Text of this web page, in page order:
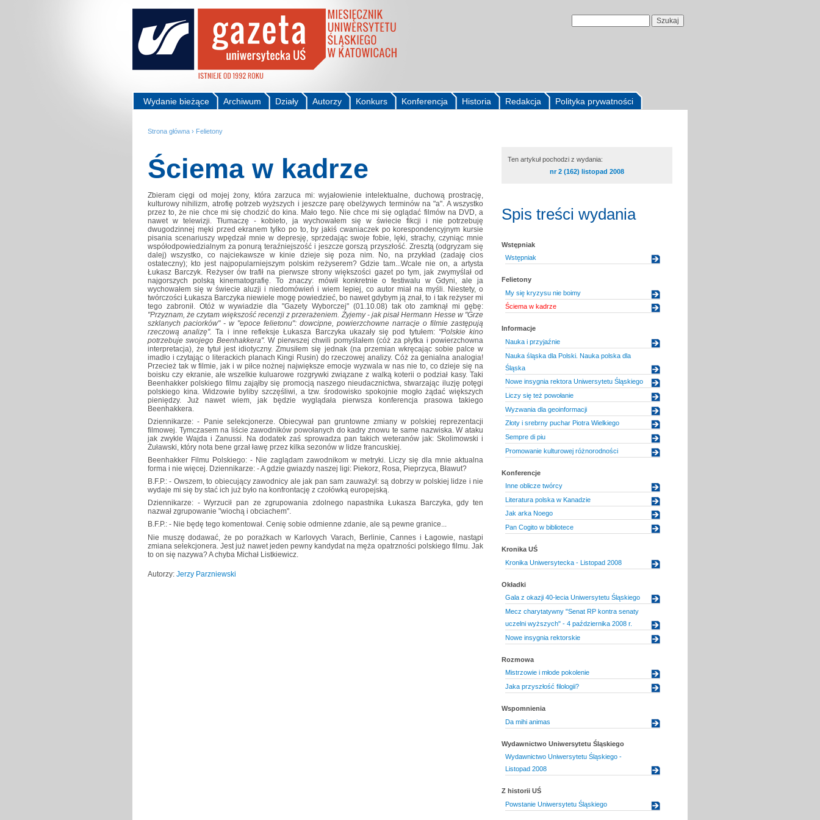
Polityka prywatności
Redakcja
Historia
Konferencja
Konkurs
Autorzy
Działy
Archiwum
Wydanie bieżące
Strona główna › Felietony
Ściema w kadrze
Zbieram cięgi od mojej żony, która zarzuca mi: wyjałowienie intelektualne, duchową prostrację,
kulturowy nihilizm, atrofię potrzeb wyższych i jeszcze parę obelżywych terminów na "a". A wszystko
przez to, że nie chce mi się chodzić do kina. Mało tego. Nie chce mi się oglądać filmów na DVD, a
nawet w telewizji. Tłumaczę - kobieto, ja wychowałem się w świecie fikcji i nie potrzebuję
dwugodzinnej męki przed ekranem tylko po to, by jakiś cwaniaczek po korespondencyjnym kursie
pisania scenariuszy wpędzał mnie w depresję, sprzedając swoje fobie, lęki, strachy, czyniąc mnie
współodpowiedzialnym za ponurą teraźniejszość i jeszcze gorszą przyszłość. Zresztą (odgryzam się
dalej) wszystko, co najciekawsze w kinie dzieje się poza nim. No, na przykład (zadaję cios
ostateczny); kto jest najpopularniejszym polskim reżyserem? Gdzie tam...Wcale nie on, a artysta
Łukasz Barczyk. Reżyser ów trafił na pierwsze strony większości gazet po tym, jak zwymyślał od
najgorszych polską kinematografię. To znaczy: mówił konkretnie o festiwalu w Gdyni, ale ja
wychowałem się w świecie aluzji i niedomówień i wiem lepiej, co autor miał na myśli. Niestety, o
twórczości Łukasza Barczyka niewiele mogę powiedzieć, bo nawet gdybym ją znał, to i tak reżyser mi
tego zabronił. Otóż w wywiadzie dla "Gazety Wyborczej" (01.10.08) tak oto zamknął mi gębę:
"Przyznam, że czytam większość recenzji z przerażeniem. Żyjemy - jak pisał Hermann Hesse w "Grze
szklanych paciorków" - w "epoce felietonu": dowcipne, powierzchowne narracje o filmie zastępują
rzeczową analizę".Ta i inne refleksje Łukasza Barczyka ukazały się pod tytułem: "Polskie kino
potrzebuje swojego Beenhakkera". W pierwszej chwili pomyślałem (cóż za płytka i powierzchowna
interpretacja), że tytuł jest idiotyczny. Zmusiłem się jednak (na przemian wkręcając sobie palce w
imadło i czytając o literackich planach Kingi Rusin) do rzeczowej analizy. Cóż za genialna analogia!
Przecież tak w filmie, jak i w piłce nożnej największe emocje wyzwala w nas nie to, co dzieje się na
boisku czy ekranie, ale wszelkie kuluarowe rozgrywki związane z walką koterii o podział kasy. Taki
Beenhakker polskiego filmu zająłby się promocją naszego nieudacznictwa, stwarzając iluzję potęgi
polskiego kina. Widzowie byliby szczęśliwi, a tzw. środowisko spokojnie mogło żądać większych
pieniędzy. Już nawet wiem, jak będzie wyglądała pierwsza konferencja prasowa takiego
Beenhakkera.
Dziennikarze: - Panie selekcjonerze. Obiecywał pan gruntowne zmiany w polskiej reprezentacji
filmowej. Tymczasem na liście zawodników powołanych do kadry znowu te same nazwiska. W ataku
jak zwykle Wajda i Zanussi. Na dodatek zaś sprowadza pan takich weteranów jak: Skolimowski i
Żuławski, który nota bene grzał ławę przez kilka sezonów w lidze francuskiej.
Beenhakker Filmu Polskiego: - Nie zaglądam zawodnikom w metryki. Liczy się dla mnie aktualna
forma i nie więcej. Dziennikarze: - A gdzie gwiazdy naszej ligi: Piekorz, Rosa, Pieprzyca, Bławut?
B.F.P.: - Owszem, to obiecujący zawodnicy ale jak pan sam zauważył: są dobrzy w polskiej lidze i nie
wydaje mi się by stać ich już było na konfrontację z czołówką europejską.
Dziennikarze: - Wyrzucił pan ze zgrupowania zdolnego napastnika Łukasza Barczyka, gdy ten
nazwał zgrupowanie "wiochą i obciachem".
B.F.P.: - Nie będę tego komentował. Cenię sobie odmienne zdanie, ale są pewne granice...
Nie muszę dodawać, że po porażkach w Karlovych Varach, Berlinie, Cannes i Łagowie, nastąpi
zmiana selekcjonera. Jest już nawet jeden pewny kandydat na męża opatrzności polskiego filmu. Jak
to on się nazywa? A chyba Michał Listkiewicz.
Autorzy: Jerzy Parzniewski
Ten artykuł pochodzi z wydania:
nr 2 (162) listopad 2008
Spis treści wydania
Wstępniak
Wstępniak
Felietony
My się kryzysu nie boimy
Ściema w kadrze
Informacje
Nauka i przyjaźnie
Nauka śląska dla Polski. Nauka polska dla
Śląska
Nowe insygnia rektora Uniwersytetu Śląskiego
Liczy się też powołanie
Wyzwania dla geoinformacji
Złoty i srebrny puchar Piotra Wielkiego
Sempre di piu
Promowanie kulturowej różnorodności
Konferencje
Inne oblicze twórcy
Literatura polska w Kanadzie
Jak arka Noego
Pan Cogito w bibliotece
Kronika UŚ
Kronika Uniwersytecka - Listopad 2008
Okładki
Gala z okazji 40-lecia Uniwersytetu Śląskiego
Mecz charytatywny "Senat RP kontra senaty
uczelni wyższych" - 4 października 2008 r.
Nowe insygnia rektorskie
Rozmowa
Mistrzowie i młode pokolenie
Jaka przyszłość filologii?
Wspomnienia
Da mihi animas
Wydawnictwo Uniwersytetu Śląskiego
Wydawnictwo Uniwersytetu Śląskiego -
Listopad 2008
Z historii UŚ
Powstanie Uniwersytetu Śląskiego